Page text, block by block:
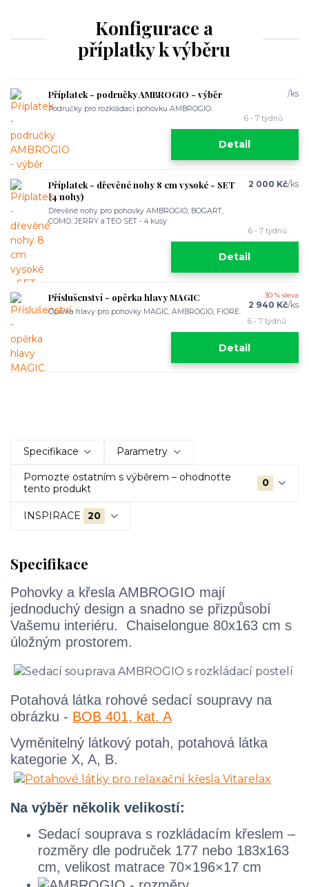
Konfigurace a
příplatky k výběru
Příplatek - područky AMBROGIO - výběr
Područky pro rozkládací pohovku AMBROGIO.
/ks
6 - 7 týdnů
Detail
Příplatek - dřevěné nohy 8 cm vysoké - SET
(4 nohy)
Dřevěné nohy pro pohovky AMBROGIO, BOGART,
COMO, JERRY a TEO SET - 4 kusy
2 000 Kč/ks
6 - 7 týdnů
Detail
Příslušenství - opěrka hlavy MAGIC
Opěrka hlavy pro pohovky MAGIC, AMBROGIO, FIORE.
30 % sleva
2 940 Kč/ks
6 - 7 týdnů
Detail
Specifikace Parametry
Pomozte ostatním s výběrem – ohodnoťte
tento produkt
0
INSPIRACE 20
Specifikace
Pohovky a křesla AMBROGIO mají
jednoduchý design a snadno se přizpůsobí
Vašemu interiéru. Chaiselongue 80x163 cm s
úložným prostorem.
Potahová látka rohové sedací soupravy na
obrázku - BOB 401, kat. A
Vyměnitelný látkový potah, potahová látka
kategorie X, A, B.
Na výběr několik velikostí:
Sedací souprava s rozkládacím křeslem –
rozměry dle područek 177 nebo 183x163
cm, velikost matrace 70×196×17 cm